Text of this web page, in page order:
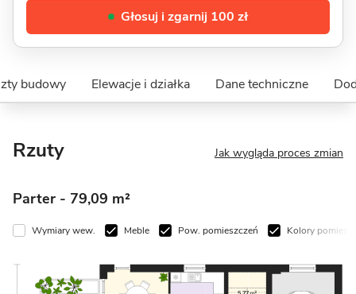
Głosuj i zgarnij 100 zł
budowy Elewacje i działka Dane techniczne
Rzuty Jak wygląda proces zmian
Parter - 79,09 m²
Wymiary wew. Meble Pow. pomieszczeń Kolory